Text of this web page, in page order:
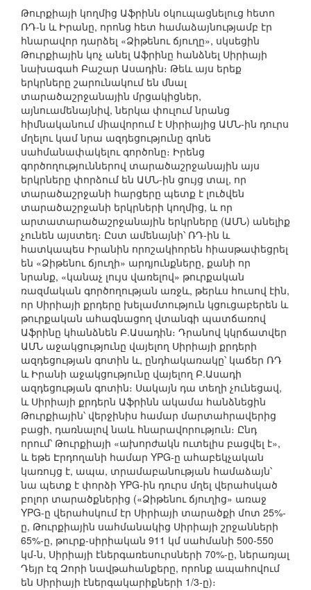
Թուրքիայի կողմից Աֆրինն օկուպացնելուց հետո
ՌԴ-ն և Իրանը, որոնց հետ համաձայնությամբ էր
հնարավոր դարձել «Ձիթենու ճյուղը», սկսեցին
Թուրքիային կոչ անել Աֆրինը հանձնել Սիրիայի
նախագահ Բաշար Ասադին։ Թեև այս երեք
երկրները շարունակում են մնալ
տարածաշրջանային մրցակիցներ,
այնուամենայնիվ, ներկա փուլում նրանց
հիմնականում միավորում է Սիրիայից ԱՄՆ-ին դուրս
մղելու կամ նրա ազդեցությունը գոնե
սահմանափակելու գործոնը։ Իրենց
գործողություններով տարածաշրջանային այս
երկրները փորձում են ԱՄՆ-ին ցույց տալ, որ
տարածաշրջանի հարցերը պետք է լուծվեն
տարածաշրջանի երկրների կողմից, և որ
արտատարածաշրջանային երկրները (ԱՄՆ) անելիք
չունեն այստեղ։ Ըստ ամենայնի՝ ՌԴ-ին և
հատկապես Իրանին որոշակիորեն հիասթափեցրել
են «Ձիթենու ճյուղի» արդյունքները, քանի որ
նրանք, «կանաչ լույս վառելով» թուրքական
ռազմական գործողության առջև, թերևս հուսով էին,
որ Սիրիայի քրդերը խելամտություն կցուցաբերեն և
թուրքական ահագնացող վտանգի պատճառով
Աֆրինը կհանձնեն Բ.Ասադին։ Դրանով կկրճատվեր
ԱՄՆ աջակցությունը վայելող Սիրիայի քրդերի
ազդեցության գոտին և, ընդհակառակը՝ կաճեր ՌԴ
և Իրանի աջակցությունը վայելող Բ.Ասադի
ազդեցության գոտին։ Սակայն դա տեղի չունեցավ,
և Սիրիայի քրդերն Աֆրինն ակամա հանձնեցին
Թուրքիային՝ վերջինիս համար մարտահրավերից
բացի, դառնալով նաև հնարավորություն։ Ընդ
որում՝ Թուրքիայի «ախորժակն ուտելիս բացվել է»,
և եթե Էրդողանի համար YPG-ը ահաբեկչական
կառույց է, ապա, տրամաբանության համաձայն՝
նա պետք է փորձի YPG-ին դուրս մղել վերահսկած
բոլոր տարածքներից («Ձիթենու ճյուղից» առաջ
YPG-ը վերահսկում էր Սիրիայի տարածքի մոտ 25%-
ը, Թուրքիային սահմանակից Սիրիայի շրջանների
65%-ը, թուրք-սիրիական 911 կմ սահմանի 500-550
կմ-ն, Սիրիայի էներգառեսուրսների 70%-ը, ներառյալ
Դեյր էզ Զորի նավթահանքերը, որոնք ապահովում
են Սիրիայի էներգակարիքների 1/3-ը)։